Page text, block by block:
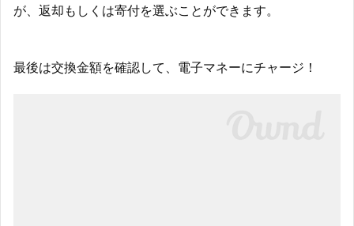
が、返却もしくは寄付を選ぶことができます。
最後は交換金額を確認して、電子マネーにチャージ！